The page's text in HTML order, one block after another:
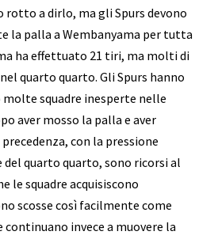
rotto a dirlo, ma gli Spurs devono
la palla a Wembanyama per tutta
ha effettuato 21 tiri, ma molti di
quarto quarto. Gli Spurs hanno
squadre inesperte nelle
aver mosso la palla e aver
con la pressione
quarto quarto, sono ricorsi al
le squadre acquisiscono
scosse così facilmente come
invece a muovere la